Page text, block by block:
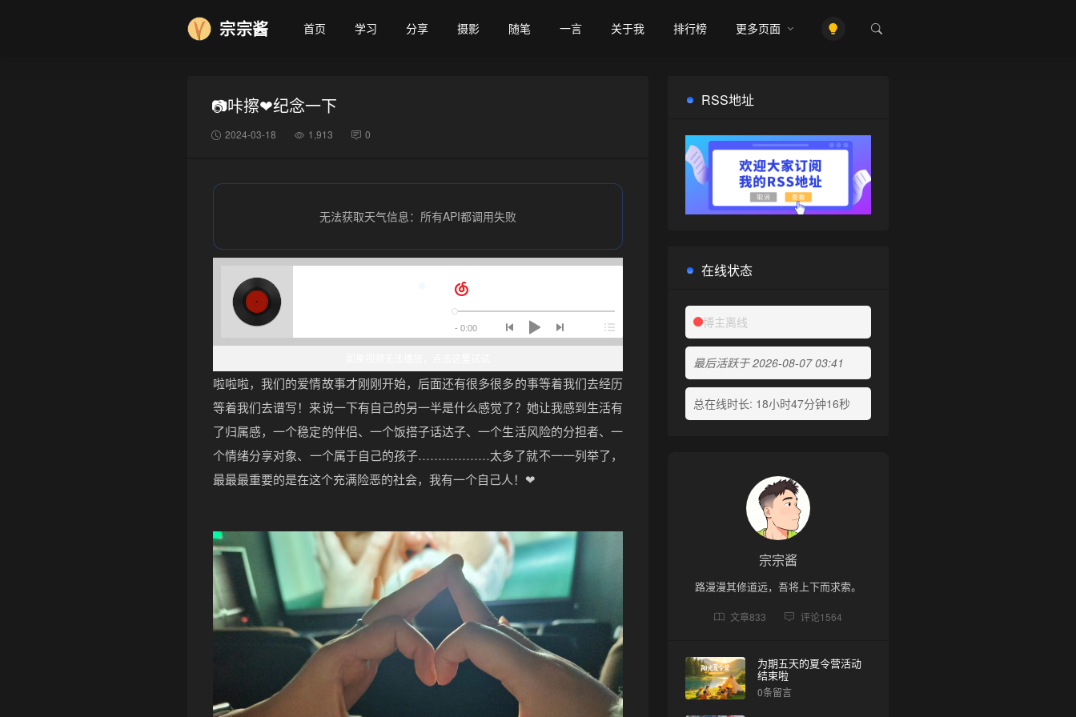
宗宗酱 首页 学习 分享 摄影 随笔 一言 关于我 排行榜 更多页面
📷咔擦❤纪念一下
2024-03-18 1,913 0
无法获取天气信息：所有API都调用失败
啦啦啦，我们的爱情故事才刚刚开始，后面还有很多很多的事等着我们去经历
等着我们去谱写！来说一下有自己的另一半是什么感觉了？她让我感到生活有
了归属感，一个稳定的伴侣、一个饭搭子话达子、一个生活风险的分担者、一
个情绪分享对象、一个属于自己的孩子………………太多了就不一一列举了，
最最最重要的是在这个充满险恶的社会，我有一个自己人！❤
RSS地址
在线状态
博主离线
最后活跃于 2026-08-07 03:41
总在线时长: 18小时47分钟16秒
宗宗酱
路漫漫其修道远，吾将上下而求索。
文章833 评论1564
为期五天的夏令营活动
结束啦
0条留言